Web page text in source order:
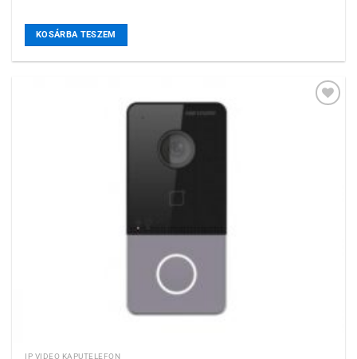
KOSÁRBA TESZEM
IP VIDEO KAPUTELEFON